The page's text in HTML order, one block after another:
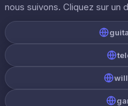
nous suivons. Cliquez sur un